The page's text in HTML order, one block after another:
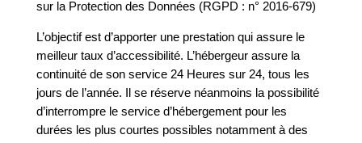
sur la Protection des Données (RGPD : n° 2016-679)
L’objectif est d’apporter une prestation qui assure le
meilleur taux d’accessibilité. L’hébergeur assure la
continuité de son service 24 Heures sur 24, tous les
jours de l’année. Il se réserve néanmoins la possibilité
d’interrompre le service d’hébergement pour les
durées les plus courtes possibles notamment à des